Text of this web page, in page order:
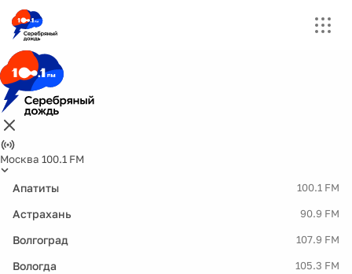
Москва 100.1 FM
Апатиты 100.1 FM
Астрахань 90.9 FM
Волгоград 107.9 FM
Вологда 105.3 FM